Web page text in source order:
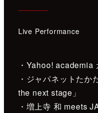
Live Performance
・Yahoo! academia
・ジャパネットた
the next stage」
・増上寺 和 meets